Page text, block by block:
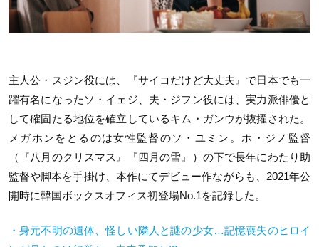
主人公・スジン役には、『サイコだけど大丈夫』で日本でも一
躍有名になったソ・イェジ、夫・ジフン役には、実力派俳優と
して確固たる地位を確立しているキム・ガンウが抜擢された。
メガホンをとるのは女性監督のソ・ユミン。ホ・ジノ監督
（『八月のクリスマス』『四月の雪』）の下で長年にわたり助
監督や脚本を手掛け、本作にてデビュー作ながらも、2021年公
開時に韓国ボックスオフィス初登場No.1を記録した。
・身元不明の遺体、怪しい隣人と謎の少女…記憶喪失のヒロイ